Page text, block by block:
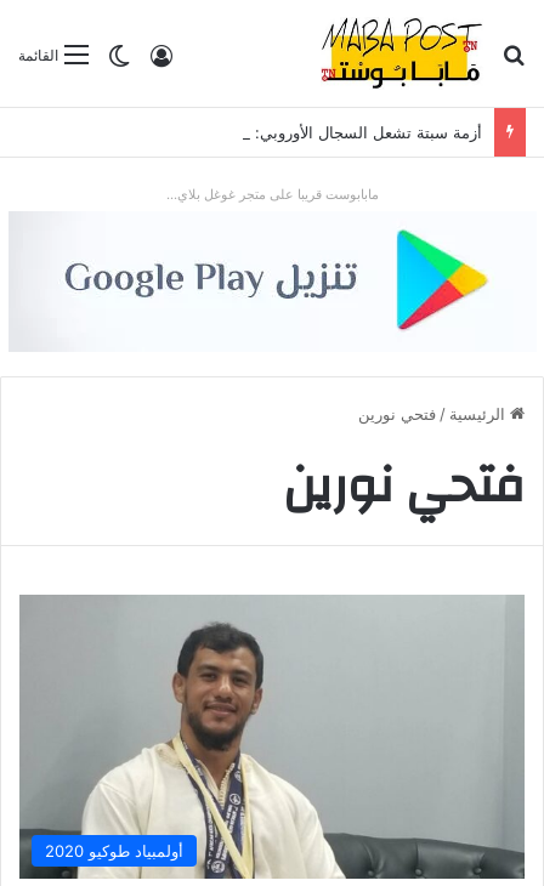
القائمةالوضع
تسجيل الدخول بحث عن
مابابوست قريبا على متجر غوغل بلاي...
الرئيسية / فتحي نورين
فتحي نورين
أولمبياد طوكيو 2020